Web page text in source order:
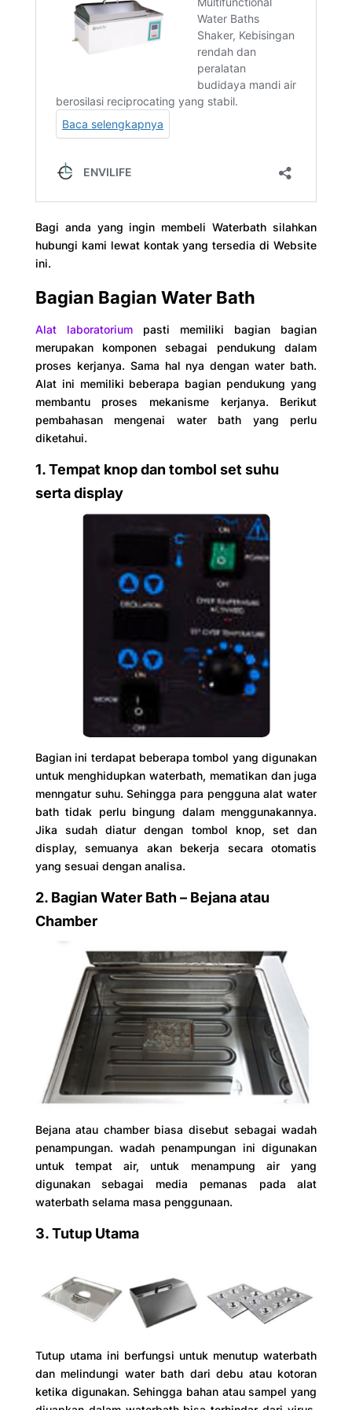
Bagi anda yang ingin membeli Waterbath silahkan
hubungi kami lewat kontak yang tersedia di Website
ini.
Bagian Bagian Water Bath
Alat laboratoriumpasti memiliki bagian bagian
merupakan komponen sebagai pendukung dalam
proses kerjanya. Sama hal nya dengan water bath.
Alat ini memiliki beberapa bagian pendukung yang
membantu proses mekanisme kerjanya. Berikut
pembahasan mengenai water bath yang perlu
diketahui.
1. Tempat knop dan tombol set suhu
serta display
Bagian ini terdapat beberapa tombol yang digunakan
untuk menghidupkan waterbath, mematikan dan juga
menngatur suhu. Sehingga para pengguna alat water
bath tidak perlu bingung dalam menggunakannya.
Jika sudah diatur dengan tombol knop, set dan
display, semuanya akan bekerja secara otomatis
yang sesuai dengan analisa.
2. Bagian Water Bath – Bejana atau
Chamber
Bejana atau chamber biasa disebut sebagai wadah
penampungan. wadah penampungan ini digunakan
untuk tempat air, untuk menampung air yang
digunakan sebagai media pemanas pada alat
waterbath selama masa penggunaan.
3. Tutup Utama
Tutup utama ini berfungsi untuk menutup waterbath
dan melindungi water bath dari debu atau kotoran
ketika digunakan. Sehingga bahan atau sampel yang